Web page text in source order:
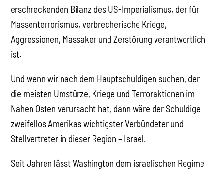
erschreckenden Bilanz des US-Imperialismus, der für
Massenterrorismus, verbrecherische Kriege,
Aggressionen, Massaker und Zerstörung verantwortlich
ist.
Und wenn wir nach dem Hauptschuldigen suchen, der
die meisten Umstürze, Kriege und Terroraktionen im
Nahen Osten verursacht hat, dann wäre der Schuldige
zweifellos Amerikas wichtigster Verbündeter und
Stellvertreter in dieser Region – Israel.
Seit Jahren lässt Washington dem israelischen Regime